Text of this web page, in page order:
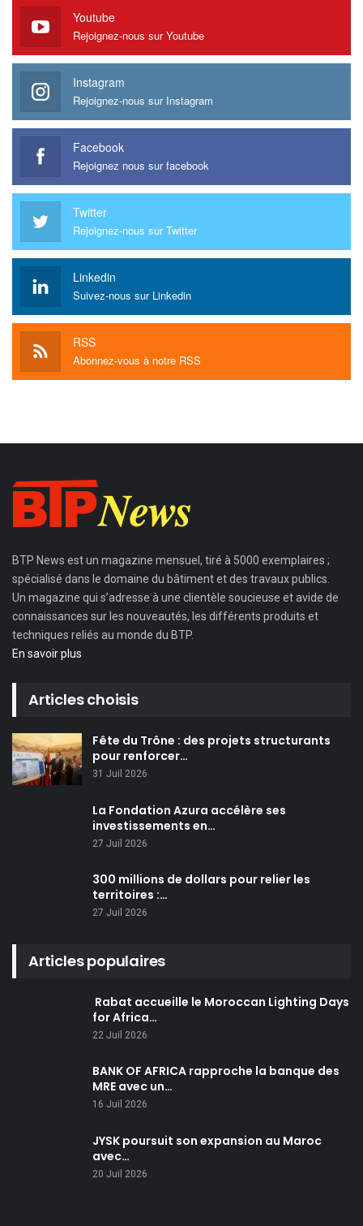
Youtube
Rejoignez-nous sur Youtube
Instagram
Rejoignez-nous sur Instagram
Facebook
Rejoignez nous sur facebook
Twitter
Rejoignez-nous sur Twitter
Linkedin
Suivez-nous sur Linkedin
RSS
Abonnez-vous à notre RSS
BTP News est un magazine mensuel, tiré à 5000 exemplaires ;
spécialisé dans le domaine du bâtiment et des travaux publics.
Un magazine qui s’adresse à une clientèle soucieuse et avide de
connaissances sur les nouveautés, les différents produits et
techniques reliés au monde du BTP.
En savoir plus
Articles choisis
Fête du Trône : des projets structurants
pour renforcer…
31 Juil 2026
La Fondation Azura accélère ses
investissements en…
27 Juil 2026
300 millions de dollars pour relier les
territoires :…
27 Juil 2026
Articles populaires
Rabat accueille le Moroccan Lighting Days
for Africa…
22 Juil 2026
BANK OF AFRICA rapproche la banque des
MRE avec un…
16 Juil 2026
JYSK poursuit son expansion au Maroc
avec…
20 Juil 2026